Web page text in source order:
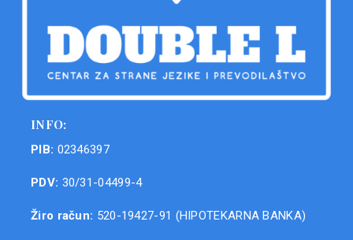
INFO:
PIB: 02346397
PDV: 30/31-04499-4
Žiro račun: 520-19427-91 (HIPOTEKARNA BANKA)